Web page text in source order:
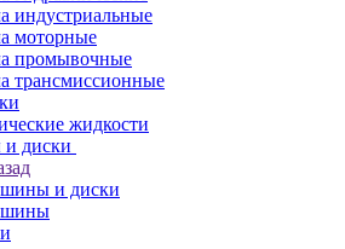
индустриальные
моторные
промывочные
трансмиссионные
жидкости
диски
и диски